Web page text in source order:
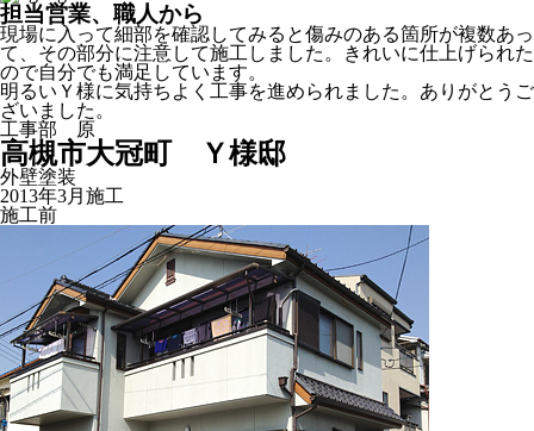
担当営業、職人から
現場に入って細部を確認してみると傷みのある箇所が複数あっ
て、その部分に注意して施工しました。きれいに仕上げられた
ので自分でも満足しています。
明るいＹ様に気持ちよく工事を進められました。ありがとうご
ざいました。
工事部 原
高槻市大冠町 Ｙ様邸
外壁塗装
2013年3月施工
施工前